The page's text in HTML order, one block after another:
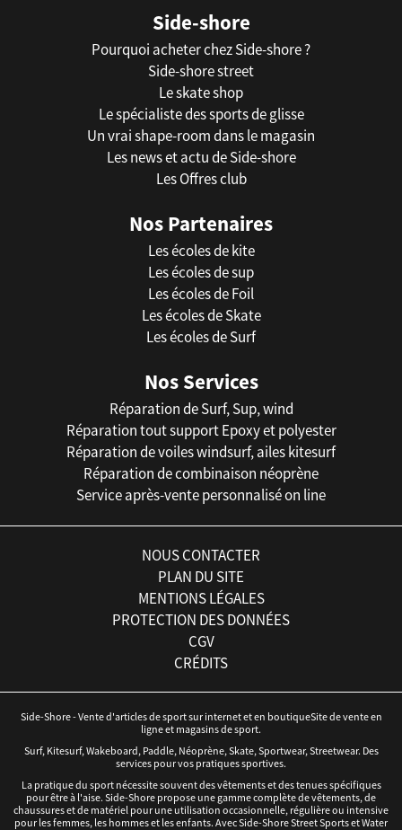
Side-shore
Pourquoi acheter chez Side-shore ?
Side-shore street
Le skate shop
Le spécialiste des sports de glisse
Un vrai shape-room dans le magasin
Les news et actu de Side-shore
Les Offres club
Nos Partenaires
Les écoles de kite
Les écoles de sup
Les écoles de Foil
Les écoles de Skate
Les écoles de Surf
Nos Services
Réparation de Surf, Sup, wind
Réparation tout support Epoxy et polyester
Réparation de voiles windsurf, ailes kitesurf
Réparation de combinaison néoprène
Service après-vente personnalisé on line
NOUS CONTACTER
PLAN DU SITE
MENTIONS LÉGALES
PROTECTION DES DONNÉES
CGV
CRÉDITS
Side-Shore - Vente d'articles de sport sur internet et en boutiqueSite de vente en
ligne et magasins de sport.
Surf, Kitesurf, Wakeboard, Paddle, Néoprène, Skate, Sportwear, Streetwear. Des
services pour vos pratiques sportives.
La pratique du sport nécessite souvent des vêtements et des tenues spécifiques
pour être à l'aise. Side-Shore propose une gamme complète de vêtements, de
chaussures et de matériel pour une utilisation occasionnelle, régulière ou intensive
pour les femmes, les hommes et les enfants. Avec Side-Shore Street Sports et Water